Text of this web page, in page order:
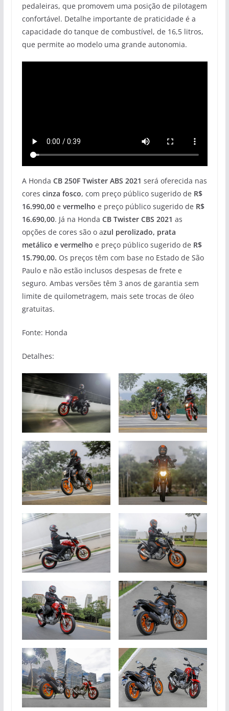
pedaleiras, que promovem uma posição de pilotagem
confortável. Detalhe importante de praticidade é a
capacidade do tanque de combustível, de 16,5 litros,
que permite ao modelo uma grande autonomia.
A Honda CB 250F Twister ABS 2021 será oferecida nas
cores cinza fosco, com preço público sugerido de R$
16.990,00e vermelho e preço público sugerido de R$
16.690,00. Já na Honda CB Twister CBS 2021 as
opções de cores são o azul perolizado, prata
metálico e vermelho e preço público sugerido de R$
15.790,00. Os preços têm com base no Estado de São
Paulo e não estão inclusos despesas de frete e
seguro. Ambas versões têm 3 anos de garantia sem
limite de quilometragem, mais sete trocas de óleo
gratuitas.
Fonte: Honda
Detalhes: